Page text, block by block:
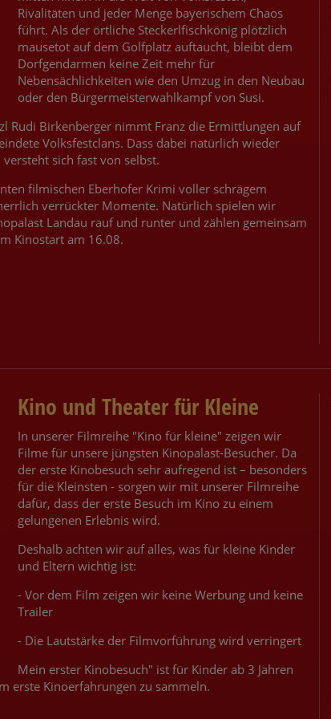
Rivalitäten und jeder Menge bayerischem Chaos
führt. Als der örtliche Steckerlfischkönig plötzlich
mausetot auf dem Golfplatz auftaucht, bleibt dem
Dorfgendarmen keine Zeit mehr für
Nebensächlichkeiten wie den Umzug in den Neubau
oder den Bürgermeisterwahlkampf von Susi.
Rudi Birkenberger nimmt Franz die Ermittlungen auf
Volksfestclans. Dass dabei natürlich wieder
sich fast von selbst.
filmischen Eberhofer Krimi voller schrägem
verrückter Momente. Natürlich spielen wir
Landau rauf und runter und zählen gemeinsam
Kinostart am 16.08.
Kino und Theater für Kleine
In unserer Filmreihe "Kino für kleine" zeigen wir
Filme für unsere jüngsten Kinopalast-Besucher. Da
der erste Kinobesuch sehr aufregend ist – besonders
für die Kleinsten - sorgen wir mit unserer Filmreihe
dafür, dass der erste Besuch im Kino zu einem
gelungenen Erlebnis wird.
Deshalb achten wir auf alles, was für kleine Kinder
und Eltern wichtig ist:
- Vor dem Film zeigen wir keine Werbung und keine
Trailer
- Die Lautstärke der Filmvorführung wird verringert
Mein erster Kinobesuch" ist für Kinder ab 3 Jahren
erste Kinoerfahrungen zu sammeln.